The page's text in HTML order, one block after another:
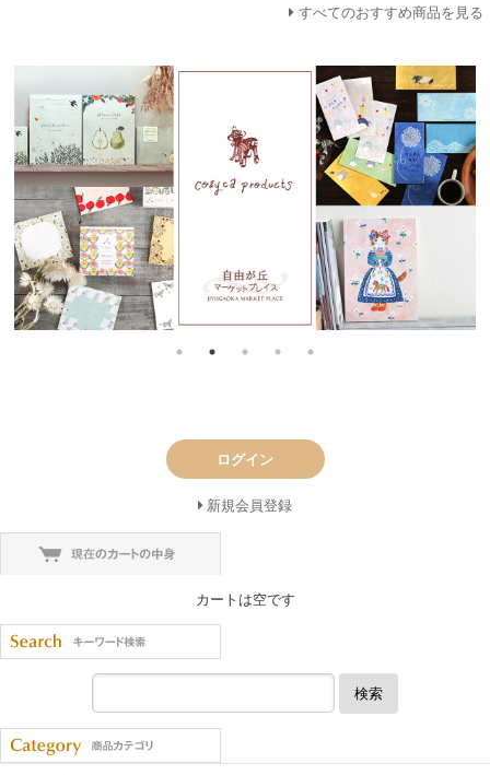
すべてのおすすめ商品を見る
ログイン
新規会員登録
カートは空です
検索